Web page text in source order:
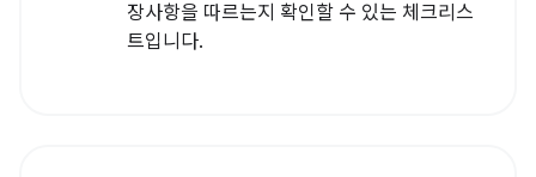
장사항을 따르는지 확인할 수 있는 체크리스
트입니다.